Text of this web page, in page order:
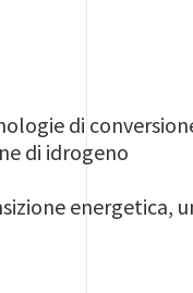
di
di idrogeno
energetica,